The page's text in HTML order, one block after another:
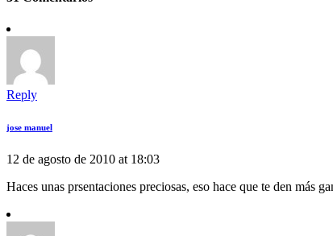
Reply
jose manuel
12 de agosto de 2010 at 18:03
Haces unas prsentaciones preciosas, eso hace que te den más